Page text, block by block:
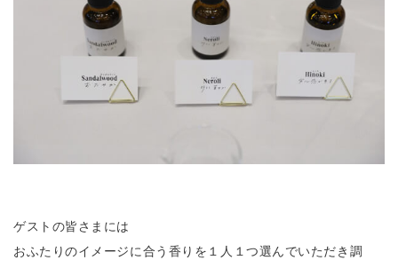
ゲストの皆さまには
おふたりのイメージに合う香りを１人１つ選んでいただき調